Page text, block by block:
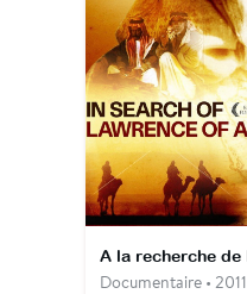
Documentaire • 2011